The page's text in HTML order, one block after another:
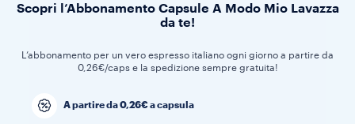
Scopri l’Abbonamento Capsule A Modo Mio Lavazza
da te!
L’abbonamento per un vero espresso italiano ogni giorno a partire da
0,26€/caps e la spedizione sempre gratuita!
A partire da 0,26€ a capsula